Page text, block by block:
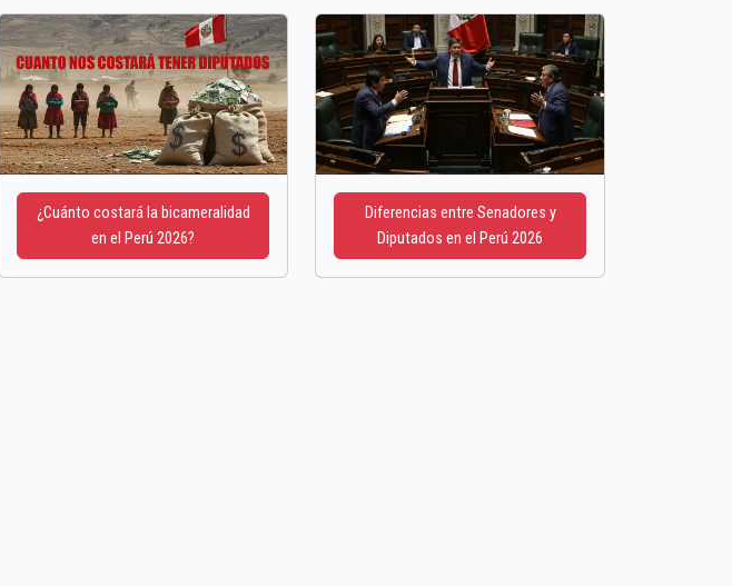
¿Cuánto costará la bicameralidad
en el Perú 2026?
Diferencias entre Senadores y
Diputados en el Perú 2026